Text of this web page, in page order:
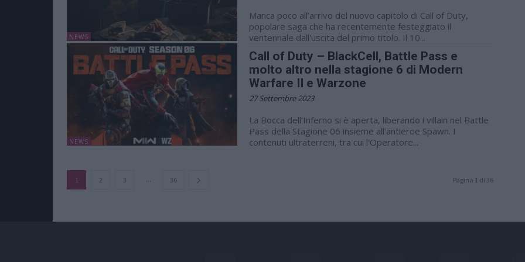
NEWS
Manca poco all’arrivo del nuovo capitolo di Call of Duty,
popolare saga che ha recentemente festeggiato il
ventennale dall'uscita del primo titolo. Il 10...
NEWS
Call of Duty – BlackCell, Battle Pass e
molto altro nella stagione 6 di Modern
Warfare II e Warzone
27 Settembre 2023
La Bocca dell'Inferno si è aperta, liberando i villain nel Battle
Pass della Stagione 06 insieme all'antieroe Spawn. I
contenuti ultraterreni, tra cui l'Operatore...
1 2 3 ... 36 Pagina 1 di 36